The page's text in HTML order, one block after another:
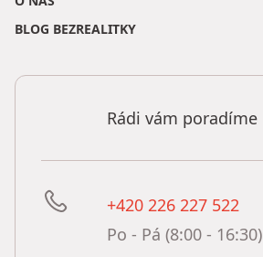
BLOG BEZREALITKY
Rádi vám poradíme
+420 226 227 522
Po - Pá (8:00 - 16:30)